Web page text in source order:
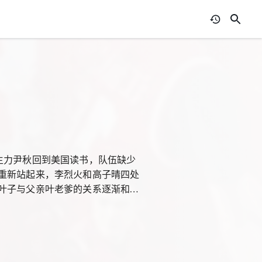
尹秋回到美国读书，队伍缺少
新站起来，李烈火和高子晴四处
子与父亲叶老爹的关系逐渐和